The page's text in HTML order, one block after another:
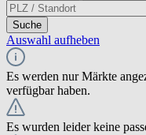
Suche
Auswahl aufheben
Es werden nur Märkte
verfügbar haben.
Es wurden leider keine